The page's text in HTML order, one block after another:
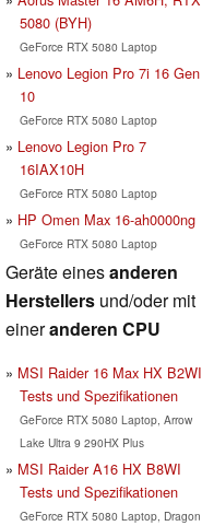
5080 (BYH)
GeForce RTX 5080 Laptop
Lenovo Legion Pro 7i 16 Gen
10
GeForce RTX 5080 Laptop
Lenovo Legion Pro 7
16IAX10H
GeForce RTX 5080 Laptop
HP Omen Max 16-ah0000ng
GeForce RTX 5080 Laptop
Geräte einesanderen
Herstellers und/oder mit
eineranderen CPU
MSI Raider 16 Max HX B2WI
Tests und Spezifikationen
GeForce RTX 5080 Laptop, Arrow
Lake Ultra 9 290HX Plus
MSI Raider A16 HX B8WI
Tests und Spezifikationen
GeForce RTX 5080 Laptop, Dragon